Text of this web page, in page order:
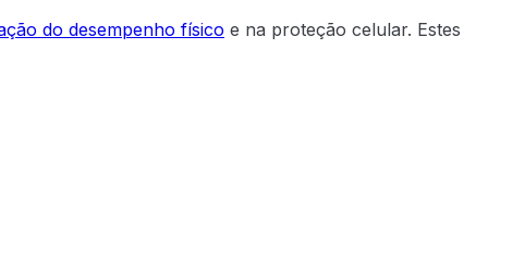
do desempenho físico e na proteção celular. Estes